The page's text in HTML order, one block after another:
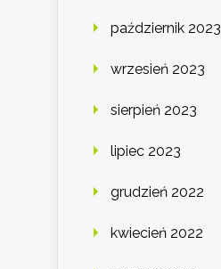
październik 2023
wrzesień 2023
sierpień 2023
lipiec 2023
grudzień 2022
kwiecień 2022